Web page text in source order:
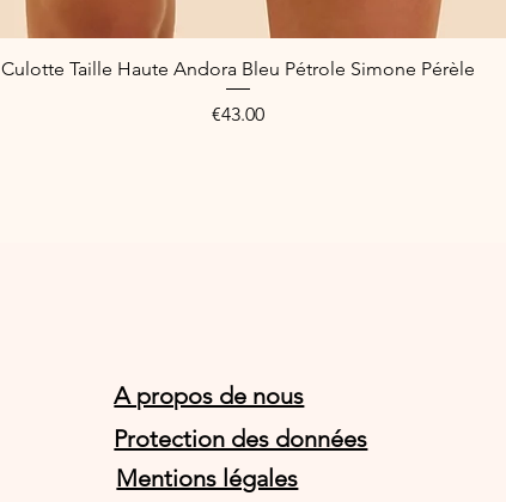
Quick View
Culotte Taille Haute Andora Bleu Pétrole Simone Pérèle
Price
€43.00
A propos de nous
Protection des données
Mentions légales